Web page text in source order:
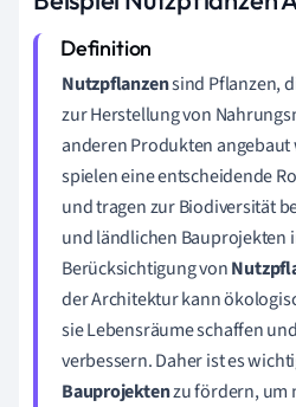
Nutzpflanzensind Pflanzen,
zur Herstellung von
anderen Produkten angebaut
spielen eine entscheidende
und tragen zur Biodiversität
und ländlichen Bauprojekten
Berücksichtigung von
der Architektur kann
sie Lebensräume schaffen
verbessern. Daher ist es
Bauprojektenzu fördern, um